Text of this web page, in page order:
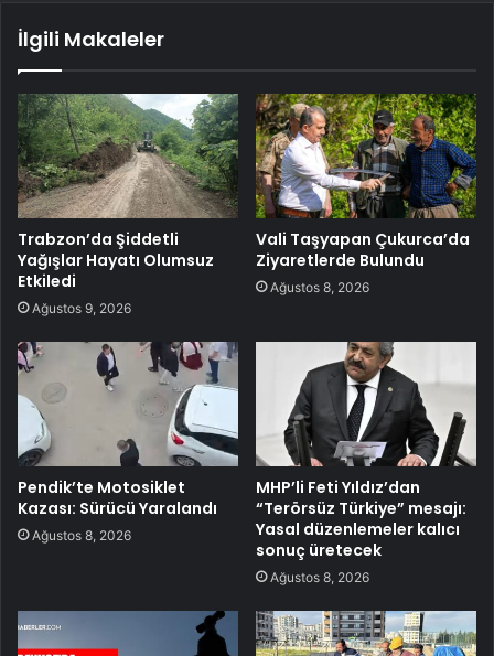
İlgili Makaleler
Trabzon’da Şiddetli
Yağışlar Hayatı Olumsuz
Etkiledi
Ağustos 9, 2026
Vali Taşyapan Çukurca’da
Ziyaretlerde Bulundu
Ağustos 8, 2026
Pendik’te Motosiklet
Kazası: Sürücü Yaralandı
Ağustos 8, 2026
MHP’li Feti Yıldız’dan
“Terörsüz Türkiye” mesajı:
Yasal düzenlemeler kalıcı
sonuç üretecek
Ağustos 8, 2026